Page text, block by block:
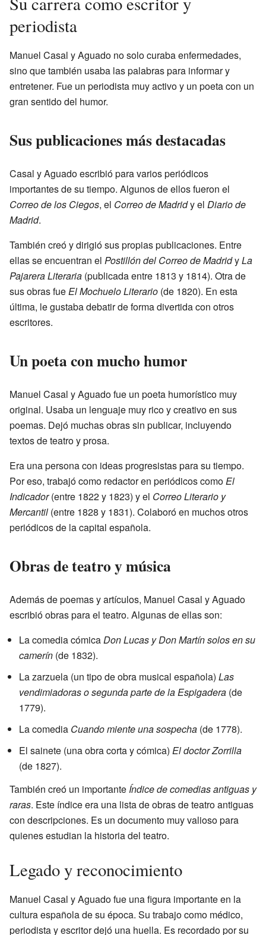
periodista
Manuel Casal y Aguado no solo curaba enfermedades,
sino que también usaba las palabras para informar y
entretener. Fue un periodista muy activo y un poeta con un
gran sentido del humor.
Sus publicaciones más destacadas
Casal y Aguado escribió para varios periódicos
importantes de su tiempo. Algunos de ellos fueron el
Correo de los Ciegos, el Correo de Madridy el Diario de
Madrid.
También creó y dirigió sus propias publicaciones. Entre
ellas se encuentran el Postillón del Correo de MadridyLa
Pajarera Literaria (publicada entre 1813 y 1814). Otra de
sus obras fueEl Mochuelo Literario (de 1820). En esta
última, le gustaba debatir de forma divertida con otros
escritores.
Un poeta con mucho humor
Manuel Casal y Aguado fue un poeta humorístico muy
original. Usaba un lenguaje muy rico y creativo en sus
poemas. Dejó muchas obras sin publicar, incluyendo
textos de teatro y prosa.
Era una persona con ideas progresistas para su tiempo.
Por eso, trabajó como redactor en periódicos comoEl
Indicador(entre 1822 y 1823) y el Correo Literario y
Mercantil (entre 1828 y 1831). Colaboró en muchos otros
periódicos de la capital española.
Obras de teatro y música
Además de poemas y artículos, Manuel Casal y Aguado
escribió obras para el teatro. Algunas de ellas son:
La comedia cómicaDon Lucas y Don Martín solos en su
camerín (de 1832).
La zarzuela (un tipo de obra musical española) Las
vendimiadoras o segunda parte de la Espigadera (de
1779).
La comedia Cuando miente una sospecha (de 1778).
El sainete (una obra corta y cómica) El doctor Zorrilla
(de 1827).
También creó un importante Índice de comedias antiguas y
raras. Este índice era una lista de obras de teatro antiguas
con descripciones. Es un documento muy valioso para
quienes estudian la historia del teatro.
Legado y reconocimiento
Manuel Casal y Aguado fue una figura importante en la
cultura española de su época. Su trabajo como médico,
periodista y escritor dejó una huella. Es recordado por su